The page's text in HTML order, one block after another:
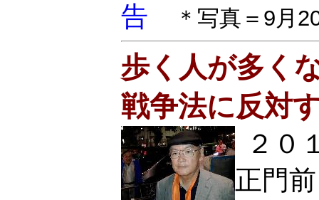
告
＊写真＝9月
歩く人が多く
戦争法に反対
２０
正門